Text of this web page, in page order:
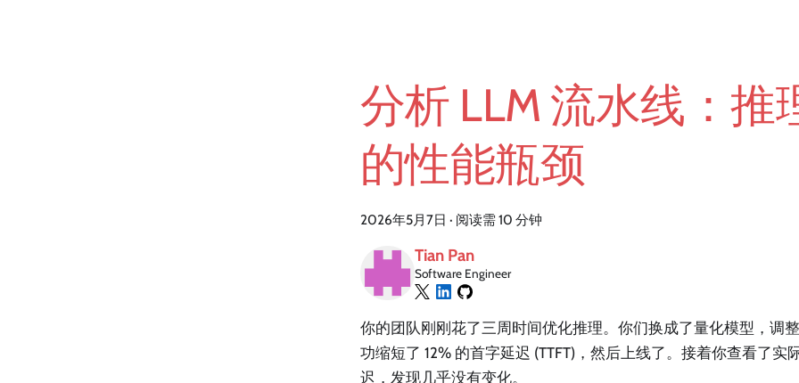
分析 LLM 流水线：推
的性能瓶颈
2026年5月7日 · 阅读需 10 分钟
Tian Pan
Software Engineer
你的团队刚刚花了三周时间优化推理。你们换成了量化模型，调
功缩短了 12% 的首字延迟 (TTFT)，然后上线了。接着你查看了实
迟，发现几乎没有变化。